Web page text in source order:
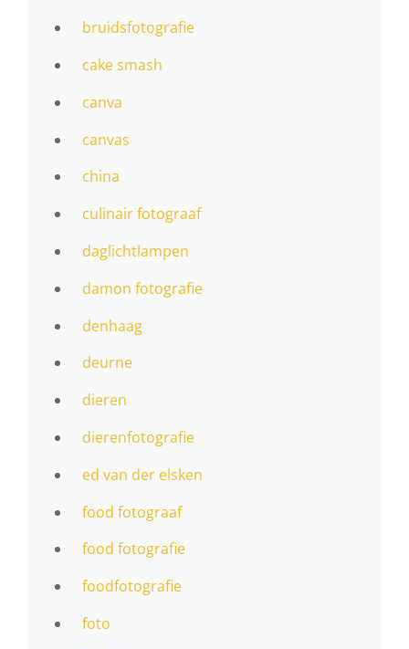
bruidsfotografie
cake smash
canva
canvas
china
culinair fotograaf
daglichtlampen
damon fotografie
denhaag
deurne
dieren
dierenfotografie
ed van der elsken
food fotograaf
food fotografie
foodfotografie
foto